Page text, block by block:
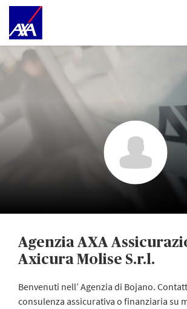
Agenzia AXA
Axicura Molise S.r.l.
Benvenuti nell’ Agenzia di Bojano.
consulenza assicurativa o finanziaria su